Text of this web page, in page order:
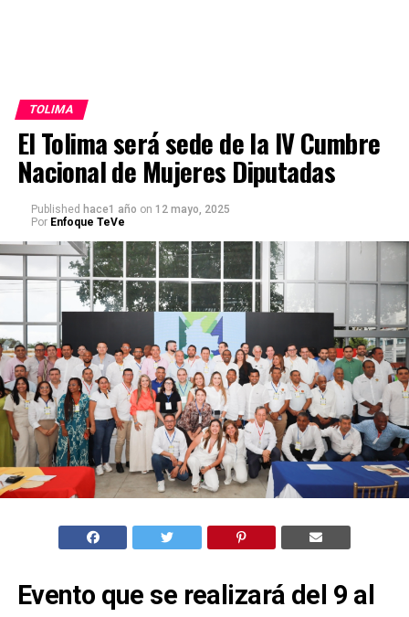
TOLIMA
El Tolima será sede de la IV Cumbre
Nacional de Mujeres Diputadas
Published hace1 año on 12 mayo, 2025
Por Enfoque TeVe
Evento que se realizará del 9 al